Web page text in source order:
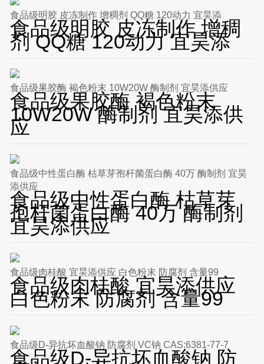
食品级明胶 皮冻制作 增稠剂 QQ糖 120动力 宜昊添
食品级明胶 皮冻制作 增稠
剂 QQ糖 120动力 宜昊添
食品级果胶酶 褐色粉末 10W20W 酶制剂 宜昊添供应
食品级果胶酶 褐色粉末
10W20W 酶制剂 宜昊添供
应
食品级中性蛋白酶 枯草芽孢杆菌蛋白酶 40万 酶制剂 宜昊
添供应
食品级中性蛋白酶 枯草芽
孢杆菌蛋白酶 40万 酶制剂
宜昊添供应
食品级肉桂酸 宜昊添供应 白色粉末 防腐剂 含量99
食品级肉桂酸 宜昊添供应
白色粉末 防腐剂 含量99
食品级D-异抗坏血酸钠 防腐剂 VC钠 CAS:6381-77-7
食品级D-异抗坏血酸钠 防